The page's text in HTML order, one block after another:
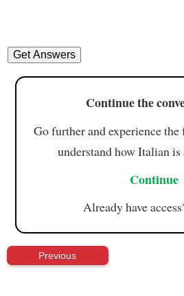
Continue the
Go further and experience
understand how Italian is
Continue
Already have
Previous